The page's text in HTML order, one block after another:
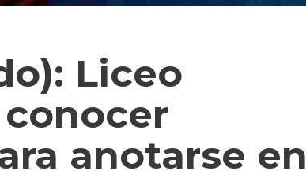
Liceo
anotarse en